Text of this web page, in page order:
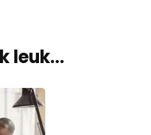
leuk...